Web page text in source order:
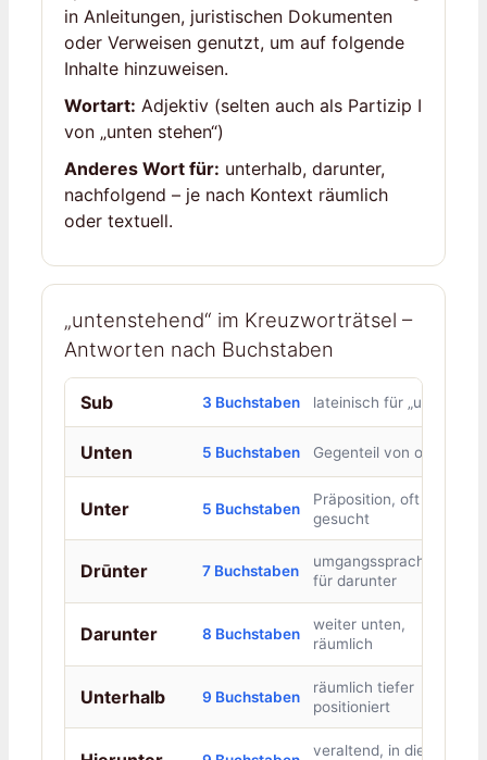
in Anleitungen, juristischen Dokumenten
oder Verweisen genutzt, um auf folgende
Inhalte hinzuweisen.
Wortart: Adjektiv (selten auch als Partizip I
von „unten stehen“)
Anderes Wort für: unterhalb, darunter,
nachfolgend – je nach Kontext räumlich
oder textuell.
„untenstehend“ im Kreuzworträtsel –
Antworten nach Buchstaben
Sub 3 Buchstaben lateinisch für „unter“
Unten 5 Buchstaben Gegenteil von oben
Unter 5 Buchstaben
Präposition, oft
gesucht
Drūnter 7 Buchstaben
umgangssprachlich
für darunter
Darunter 8 Buchstaben
weiter unten,
räumlich
Unterhalb 9 Buchstaben
räumlich tiefer
positioniert
veraltend, in diesem